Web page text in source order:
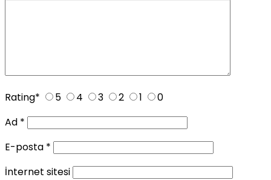
Rating* 5 4 3 2 1
0
Ad *
E-posta *
İnternet sitesi